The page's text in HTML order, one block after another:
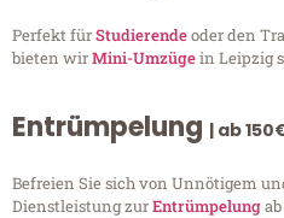
Perfekt fürStudierendeoder den
bieten wirMini-Umzügein Leipzig
Entrümpelung | ab
Befreien Sie sich von Unnötigem
Dienstleistung zurEntrümpelung